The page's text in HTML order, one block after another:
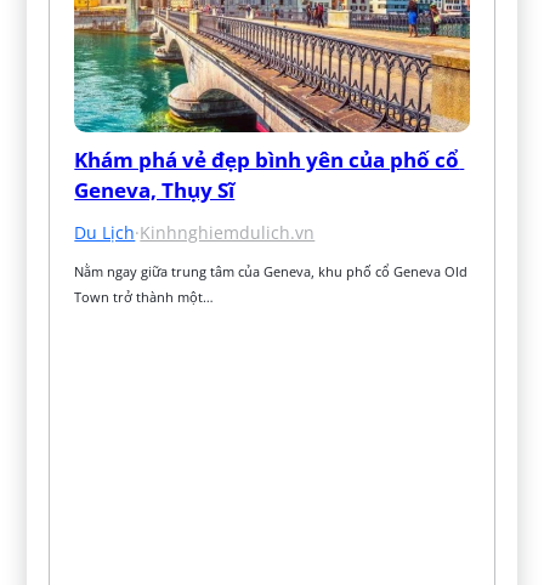
Khám phá vẻ đẹp bình yên của phố cổ
Geneva, Thụy Sĩ
Du Lịch·Kinhnghiemdulich.vn
Nằm ngay giữa trung tâm của Geneva, khu phố cổ Geneva Old
Town trở thành một…